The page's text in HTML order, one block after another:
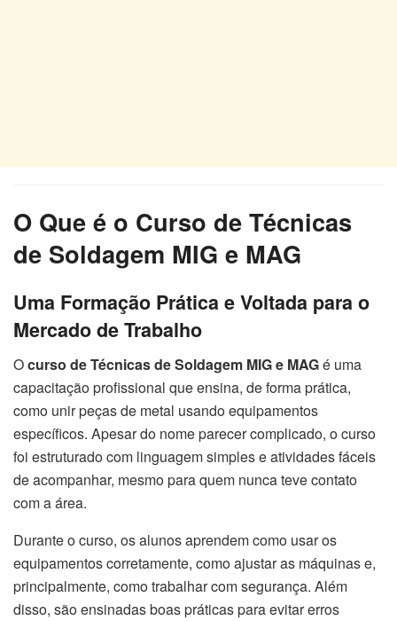
O Que é o Curso de Técnicas
de Soldagem MIG e MAG
Uma Formação Prática e Voltada para o
Mercado de Trabalho
Ocurso de Técnicas de Soldagem MIG e MAGé uma
capacitação profissional que ensina, de forma prática,
como unir peças de metal usando equipamentos
específicos. Apesar do nome parecer complicado, o curso
foi estruturado com linguagem simples e atividades fáceis
de acompanhar, mesmo para quem nunca teve contato
com a área.
Durante o curso, os alunos aprendem como usar os
equipamentos corretamente, como ajustar as máquinas e,
principalmente, como trabalhar com segurança. Além
disso, são ensinadas boas práticas para evitar erros